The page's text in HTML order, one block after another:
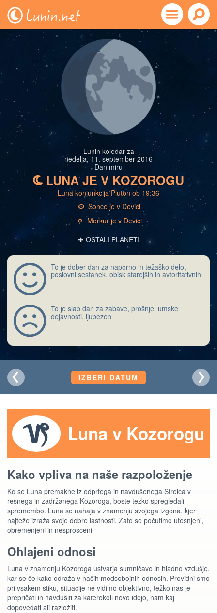
Lunin koledar za
nedelja, 11. september 2016
Dan miru
b LUNA JE V KOZOROGU
Luna konjunkcija Pluton ob 19:36
a Sonce je v Devici
c Merkur je v Devici
✚ OSTALI PLANETI
To je dober dan za naporno in težaško delo,
poslovni sestanek, obisk starejših in avtoritativnih
To je slab dan za zabave, prošnje, umske
dejavnosti, ljubezen
IZBERI DATUM
Luna v Kozorogu
Kako vpliva na naše razpoloženje
Ko se Luna premakne iz odprtega in navdušenega Strelca v
resnega in zadržanega Kozoroga, boste težko spregledali
spremembo. Luna se nahaja v znamenju svojega izgona, kjer
najteže izraža svoje dobre lastnosti. Zato se počutimo utesnjeni,
obremenjeni in nesproščeni.
Ohlajeni odnosi
Luna v znamenju Kozoroga ustvarja sumničavo in hladno vzdušje,
kar se še kako odraža v naših medsebojnih odnosih. Previdni smo
pri vsakem stiku, situacije ne vidimo objektivno, težko nas je
prepričati in navdušiti za katerokoli novo idejo, nam kaj
dopovedati ali razložiti.